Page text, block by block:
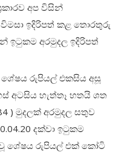
අප විසින්
විමසා ඉදිරිපත් කළ තොරතුරු
අරමුදල ඉදිරිපත්
ශේෂය රුපියල් එකසිය අසූ
අටසිය හැත්තෑ හතයි ශත
) මුදලක් අරමුදල සතුව
දක්වා ඉටුකම
ශේෂය රුපියල් එක් කෝටි